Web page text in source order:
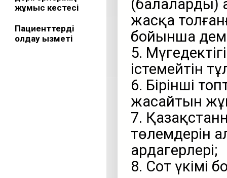
жұмыс кестесі
Пациенттерді
қолдау қызметі
(балаларды)
жасқа
бойынша
5.
істемейтін
6. Бірінші
жасайтын
7.
төлемдерін
ардагерлері;
8. Сот үкімі